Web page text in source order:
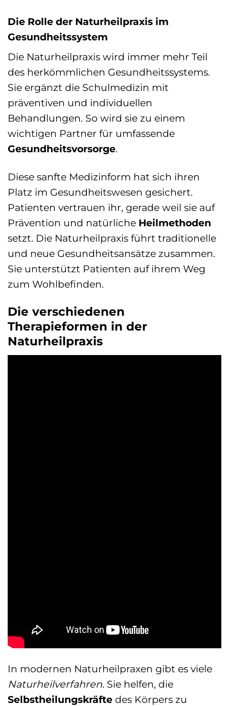
Die Rolle der Naturheilpraxis im
Gesundheitssystem
Die Naturheilpraxis wird immer mehr Teil
des herkömmlichen Gesundheitssystems.
Sie ergänzt die Schulmedizin mit
präventiven und individuellen
Behandlungen. So wird sie zu einem
wichtigen Partner für umfassende
Gesundheitsvorsorge.
Diese sanfte Medizinform hat sich ihren
Platz im Gesundheitswesen gesichert.
Patienten vertrauen ihr, gerade weil sie auf
Prävention und natürliche Heilmethoden
setzt. Die Naturheilpraxis führt traditionelle
und neue Gesundheitsansätze zusammen.
Sie unterstützt Patienten auf ihrem Weg
zum Wohlbefinden.
Die verschiedenen
Therapieformen in der
Naturheilpraxis
In modernen Naturheilpraxen gibt es viele
Naturheilverfahren. Sie helfen, die
Selbstheilungskräfte des Körpers zu